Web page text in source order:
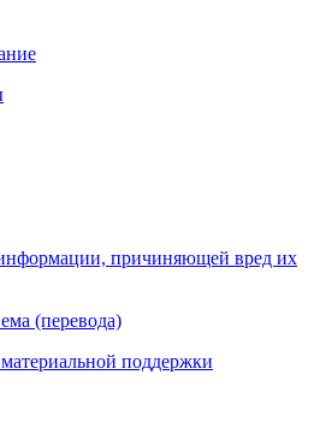
причиняющей вред их
(перевода)
поддержки